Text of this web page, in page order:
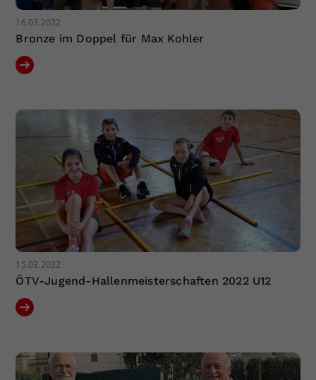
16.03.2022
Bronze im Doppel für Max Kohler
15.03.2022
ÖTV-Jugend-Hallenmeisterschaften 2022 U12